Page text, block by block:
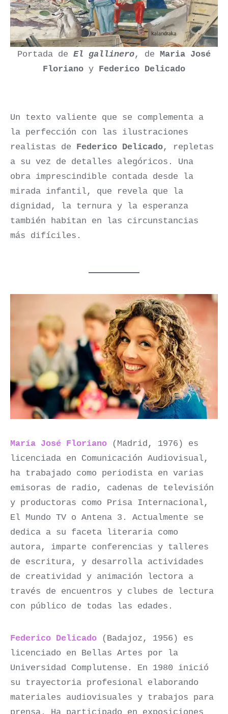
Portada de El gallinero, de Maria José
Floriano y Federico Delicado
Un texto valiente que se complementa a
la perfección con las ilustraciones
realistas de Federico Delicado, repletas
a su vez de detalles alegóricos. Una
obra imprescindible contada desde la
mirada infantil, que revela que la
dignidad, la ternura y la esperanza
también habitan en las circunstancias
más difíciles.
María José Floriano (Madrid, 1976) es
licenciada en Comunicación Audiovisual,
ha trabajado como periodista en varias
emisoras de radio, cadenas de televisión
y productoras como Prisa Internacional,
El Mundo TV o Antena 3. Actualmente se
dedica a su faceta literaria como
autora, imparte conferencias y talleres
de escritura, y desarrolla actividades
de creatividad y animación lectora a
través de encuentros y clubes de lectura
con público de todas las edades.
Federico Delicado (Badajoz, 1956) es
licenciado en Bellas Artes por la
Universidad Complutense. En 1980 inició
su trayectoria profesional elaborando
materiales audiovisuales y trabajos para
prensa. Ha participado en exposiciones